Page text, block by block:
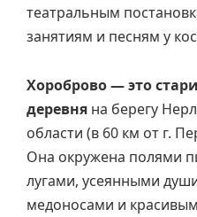
театральным
занятиям и песням у
Хороброво — это
деревня на берегу
области (в 60 км от г.
Она окружена полями
лугами, усеянными
медоносами и